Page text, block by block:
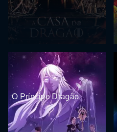
O Príncipe Dragão